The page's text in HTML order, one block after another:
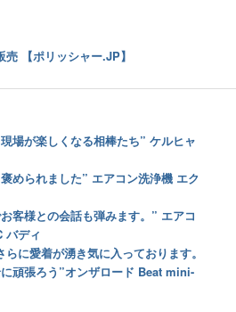
【ポリッシャー.JP】
場が楽しくなる相棒たち” ケルヒャ
められました” エアコン洗浄機 エク
客様との会話も弾みます。” エアコ
バディ
に愛着が湧き気に入っております。
頑張ろう”オンザロード Beat mini-